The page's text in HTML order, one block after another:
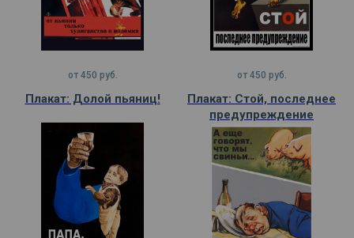
от 450 руб.
Плакат: Долой пьяниц!
от 450 руб.
Плакат: Стой, последнее
предупреждение